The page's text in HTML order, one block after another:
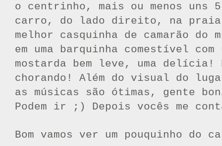
o centrinho, mais ou menos uns
carro, do lado direito, na
melhor casquinha de camarão do
em uma barquinha comestível com
mostarda bem leve, uma delícia!
chorando! Além do visual do
as músicas são ótimas, gente
Podem ir ;) Depois vocês me
Bom vamos ver um pouquinho do